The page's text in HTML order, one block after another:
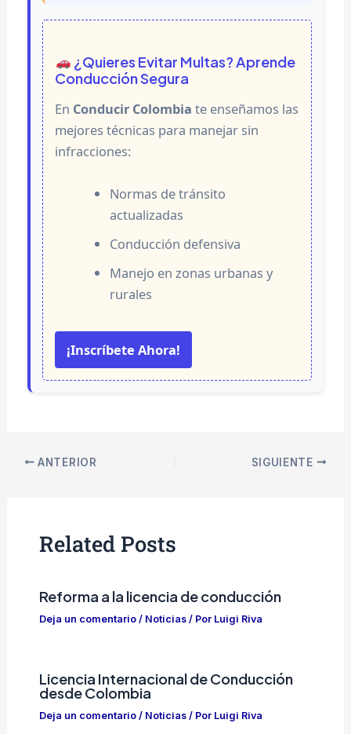
¿Quieres Evitar Multas? Aprende
Conducción Segura
En Conducir Colombia te enseñamos las
mejores técnicas para manejar sin
infracciones:
Normas de tránsito
actualizadas
Conducción defensiva
Manejo en zonas urbanas y
rurales
¡Inscríbete Ahora!
ANTERIOR SIGUIENTE
Related Posts
Reforma a la licencia de conducción
Deja un comentario / Noticias/ Por Luigi Riva
Licencia Internacional de Conducción
desde Colombia
Deja un comentario / Noticias/ Por Luigi Riva